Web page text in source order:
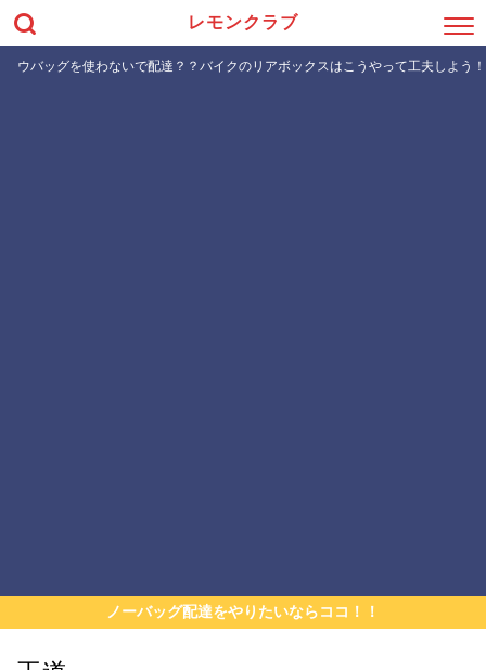
レモンクラブ
ウバッグを使わないで配達？？バイクのリアボックスはこうやって工夫しよう
ノーバッグ配達をやりたいならココ！！